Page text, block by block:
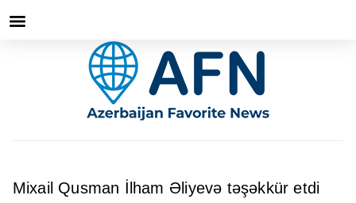
Mixail Qusman İlham Əliyevə təşəkkür etdi